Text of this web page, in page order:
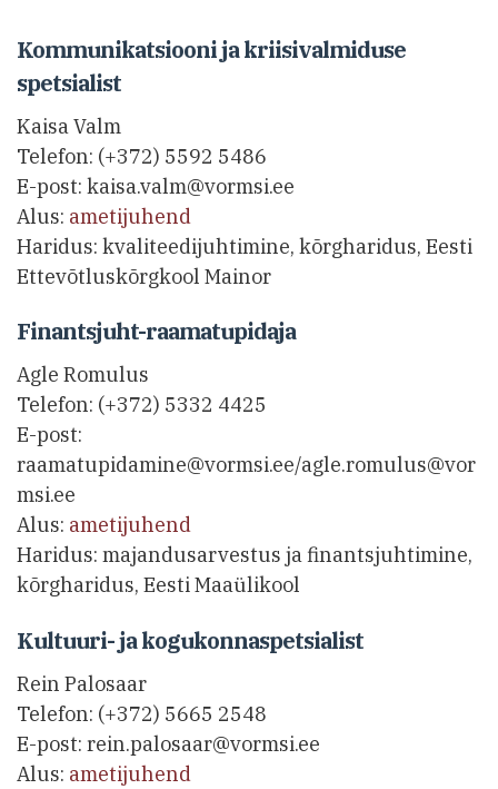
Kommunikatsiooni ja kriisivalmiduse
spetsialist
Kaisa Valm
Telefon: (+372) 5592 5486
E-post: kaisa.valm@vormsi.ee
Alus: ametijuhend
Haridus: kvaliteedijuhtimine, kõrgharidus, Eesti
Ettevõtluskõrgkool Mainor
Finantsjuht-raamatupidaja
Agle Romulus
Telefon: (+372) 5332 4425
E-post:
raamatupidamine@vormsi.ee/agle.romulus@vor
msi.ee
Alus: ametijuhend
Haridus: majandusarvestus ja finantsjuhtimine,
kõrgharidus, Eesti Maaülikool
Kultuuri- ja kogukonnaspetsialist
Rein Palosaar
Telefon: (+372) 5665 2548
E-post: rein.palosaar@vormsi.ee
Alus: ametijuhend